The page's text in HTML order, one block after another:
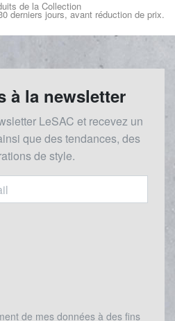
de la Collection
derniers jours, avant réduction de prix.
à la newsletter
LeSAC et recevez un
que des tendances, des
de style.
de mes données à des fins